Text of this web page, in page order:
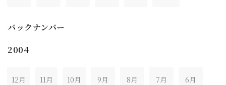
バックナンバー
2004
12月 11月 10月 9月 8月 7月 6月